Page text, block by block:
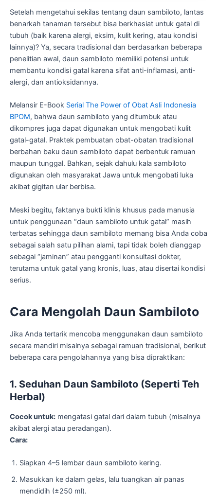
Setelah mengetahui sekilas tentang daun sambiloto, lantas
benarkah tanaman tersebut bisa berkhasiat untuk gatal di
tubuh (baik karena alergi, eksim, kulit kering, atau kondisi
lainnya)? Ya, secara tradisional dan berdasarkan beberapa
penelitian awal, daun sambiloto memiliki potensi untuk
membantu kondisi gatal karena sifat anti-inflamasi, anti-
alergi, dan antioksidannya.
Melansir E-Book Serial The Power of Obat Asli Indonesia
BPOM, bahwa daun sambiloto yang ditumbuk atau
dikompres juga dapat digunakan untuk mengobati kulit
gatal-gatal. Praktek pembuatan obat-obatan tradisional
berbahan baku daun sambiloto dapat berbentuk ramuan
maupun tunggal. Bahkan, sejak dahulu kala sambiloto
digunakan oleh masyarakat Jawa untuk mengobati luka
akibat gigitan ular berbisa.
Meski begitu, faktanya bukti klinis khusus pada manusia
untuk penggunaan “daun sambiloto untuk gatal” masih
terbatas sehingga daun sambiloto memang bisa Anda coba
sebagai salah satu pilihan alami, tapi tidak boleh dianggap
sebagai “jaminan” atau pengganti konsultasi dokter,
terutama untuk gatal yang kronis, luas, atau disertai kondisi
serius.
Cara Mengolah Daun Sambiloto
Jika Anda tertarik mencoba menggunakan daun sambiloto
secara mandiri misalnya sebagai ramuan tradisional, berikut
beberapa cara pengolahannya yang bisa dipraktikan:
1. Seduhan Daun Sambiloto (Seperti Teh
Herbal)
Cocok untuk: mengatasi gatal dari dalam tubuh (misalnya
akibat alergi atau peradangan).
Cara:
Siapkan 4–5 lembar daun sambiloto kering.
Masukkan ke dalam gelas, lalu tuangkan air panas
mendidih (±250 ml).